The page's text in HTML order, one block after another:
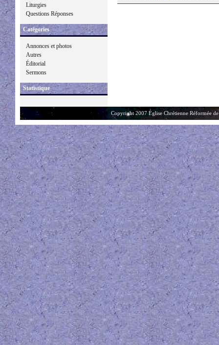
Liturgies
Questions Réponses
Catégories
Annonces et photos
Autres
Éditorial
Sermons
Statistique
Copyright 2007 Église Chrétienne Réformée